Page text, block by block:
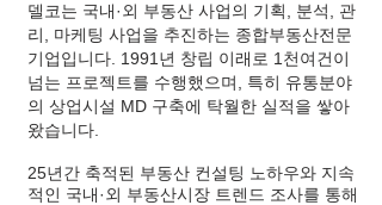
델코는 국내·외 부동산 사업의 기획, 분석, 관
리, 마케팅 사업을 추진하는 종합부동산전문
기업입니다. 1991년 창립 이래로 1천여건이
넘는 프로젝트를 수행했으며, 특히 유통분야
의 상업시설 MD 구축에 탁월한 실적을 쌓아
왔습니다.
25년간 축적된 부동산 컨설팅 노하우와 지속
적인 국내·외 부동산시장 트렌드 조사를 통해